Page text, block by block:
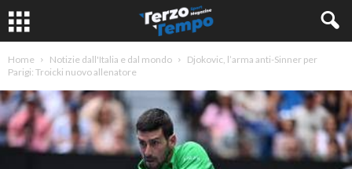
Home Notizie dall'Italia e dal mondo
Djokovic, l’arma anti-Sinner per
Parigi: Troicki nuovo allenatore